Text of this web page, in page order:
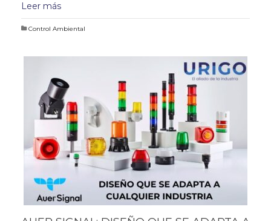
Leer más
Control Ambiental